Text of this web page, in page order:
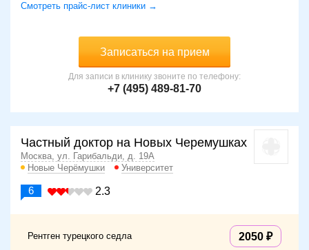
Смотреть прайс-лист клиники →
Записаться на прием
Для записи в клинику звоните по телефону:
+7 (495) 489-81-70
Частный доктор на Новых Черемушках
Москва, ул. Гарибальди, д. 19А
Новые Черёмушки
Университет
6 2.3
Рентген турецкого седла 2050